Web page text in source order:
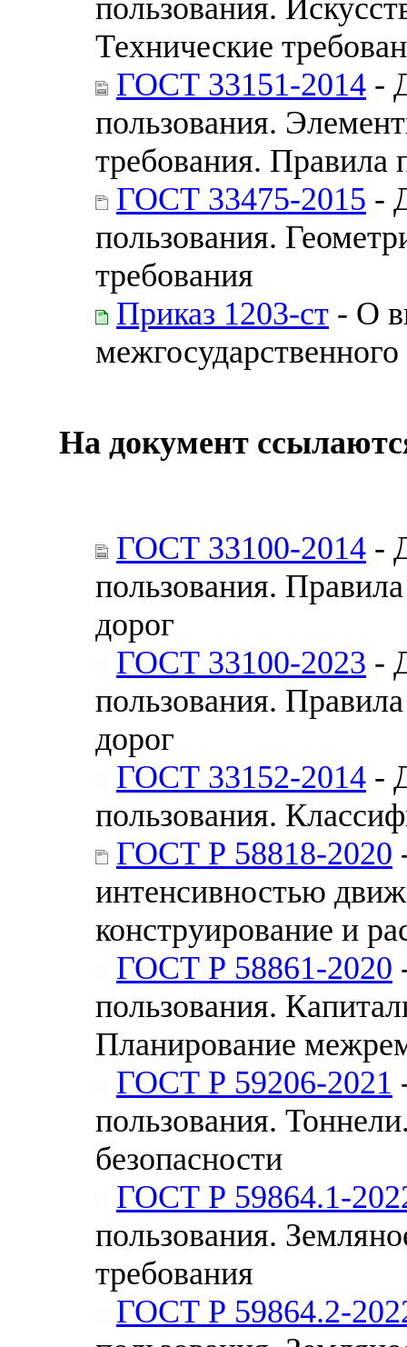
пользования.
Технические
ГОСТ 33151-2014 -
пользования.
требования. Правила
ГОСТ 33475-2015 -
пользования.
требования
Приказ 1203-ст - О
межгосударственного
На документ
ГОСТ 33100-2014 -
пользования.
дорог
ГОСТ 33100-2023 -
пользования.
дорог
ГОСТ 33152-2014 -
пользования.
ГОСТ Р 58818-2020
интенсивностью
конструирование и
ГОСТ Р 58861-2020
пользования.
Планирование
ГОСТ Р 59206-2021
пользования.
безопасности
ГОСТ Р 59864.1-
пользования.
требования
ГОСТ Р 59864.2-